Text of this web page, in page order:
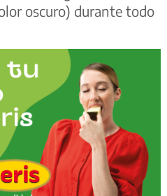
oscuro) durante todo